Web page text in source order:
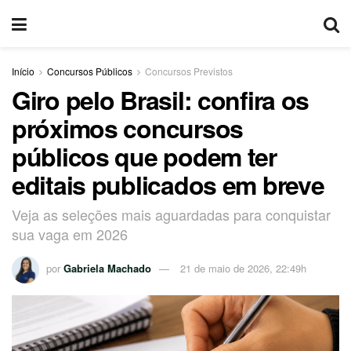
Início Concursos Públicos Concursos Previstos
Giro pelo Brasil: confira os
próximos concursos
públicos que podem ter
editais publicados em breve
Veja as seleções mais aguardadas para conquistar
sua vaga em 2026
por Gabriela Machado 21 de maio de 2026, 22:49h